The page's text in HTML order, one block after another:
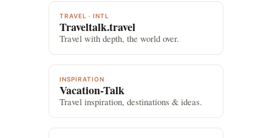
TRAVEL · INTL
Traveltalk.travel
Travel with depth, the world over.
INSPIRATION
Vacation-Talk
Travel inspiration, destinations & ideas.